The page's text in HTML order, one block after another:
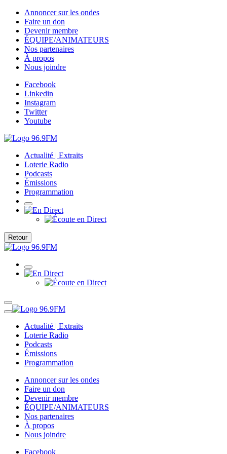
Annoncer sur les ondes
Faire un don
Devenir membre
ÉQUIPE/ANIMATEURS
Nos partenaires
À propos
Nous joindre
Facebook
Linkedin
Instagram
Twitter
Youtube
Actualité | Extraits
Loterie Radio
Podcasts
Émissions
Programmation
Retour
Actualité | Extraits
Loterie Radio
Podcasts
Émissions
Programmation
Annoncer sur les ondes
Faire un don
Devenir membre
ÉQUIPE/ANIMATEURS
Nos partenaires
À propos
Nous joindre
Facebook